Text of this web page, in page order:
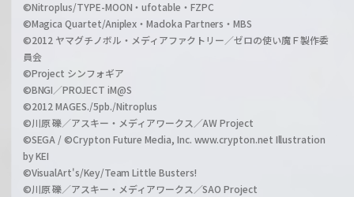
©Nitroplus/TYPE-MOON・ufotable・FZPC
©Magica Quartet/Aniplex・Madoka Partners・MBS
©2012 ヤマグチノボル・メディアファクトリー／ゼロの使い魔Ｆ製作委
員会
©Project シンフォギア
©BNGI／PROJECT iM@S
©2012 MAGES./5pb./Nitroplus
©川原 礫／アスキー・メディアワークス／AW Project
©SEGA / ©Crypton Future Media, Inc. www.crypton.net Illustration
by KEI
©VisualArt's/Key/Team Little Busters!
©川原 礫／アスキー・メディアワークス／SAO Project